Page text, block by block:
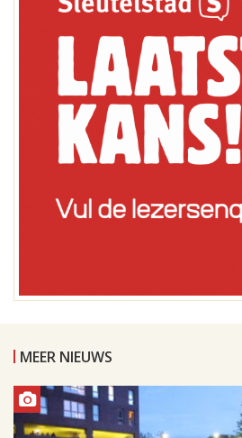
MEER NIEUWS